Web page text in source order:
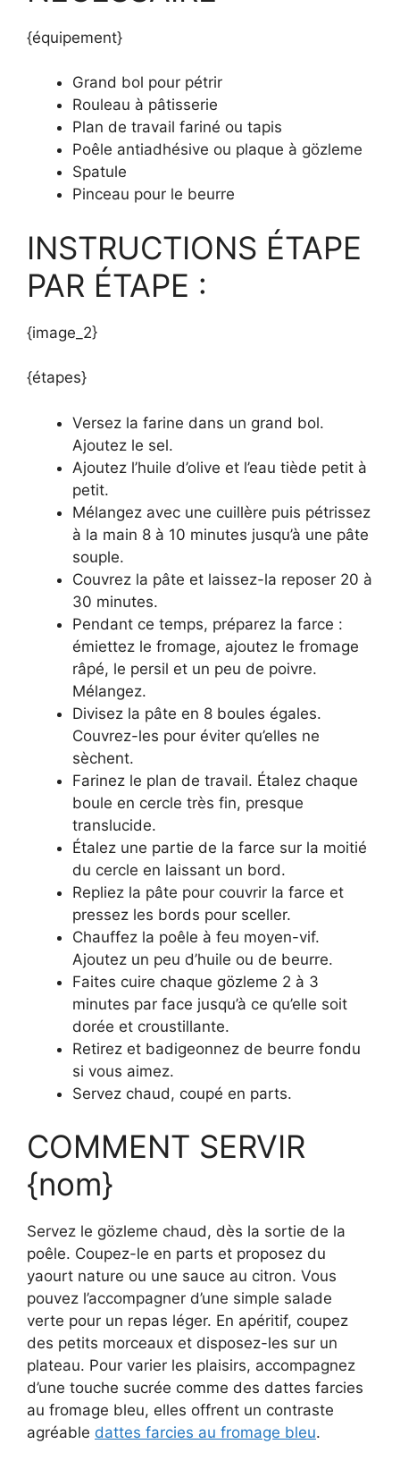
{équipement}
Grand bol pour pétrir
Rouleau à pâtisserie
Plan de travail fariné ou tapis
Poêle antiadhésive ou plaque à gözleme
Spatule
Pinceau pour le beurre
INSTRUCTIONS ÉTAPE
PAR ÉTAPE :
{image_2}
{étapes}
Versez la farine dans un grand bol.
Ajoutez le sel.
Ajoutez l’huile d’olive et l’eau tiède petit à
petit.
Mélangez avec une cuillère puis pétrissez
à la main 8 à 10 minutes jusqu’à une pâte
souple.
Couvrez la pâte et laissez-la reposer 20 à
30 minutes.
Pendant ce temps, préparez la farce :
émiettez le fromage, ajoutez le fromage
râpé, le persil et un peu de poivre.
Mélangez.
Divisez la pâte en 8 boules égales.
Couvrez-les pour éviter qu’elles ne
sèchent.
Farinez le plan de travail. Étalez chaque
boule en cercle très fin, presque
translucide.
Étalez une partie de la farce sur la moitié
du cercle en laissant un bord.
Repliez la pâte pour couvrir la farce et
pressez les bords pour sceller.
Chauffez la poêle à feu moyen-vif.
Ajoutez un peu d’huile ou de beurre.
Faites cuire chaque gözleme 2 à 3
minutes par face jusqu’à ce qu’elle soit
dorée et croustillante.
Retirez et badigeonnez de beurre fondu
si vous aimez.
Servez chaud, coupé en parts.
COMMENT SERVIR
{nom}
Servez le gözleme chaud, dès la sortie de la
poêle. Coupez-le en parts et proposez du
yaourt nature ou une sauce au citron. Vous
pouvez l’accompagner d’une simple salade
verte pour un repas léger. En apéritif, coupez
des petits morceaux et disposez-les sur un
plateau. Pour varier les plaisirs, accompagnez
d’une touche sucrée comme des dattes farcies
au fromage bleu, elles offrent un contraste
agréable dattes farcies au fromage bleu.